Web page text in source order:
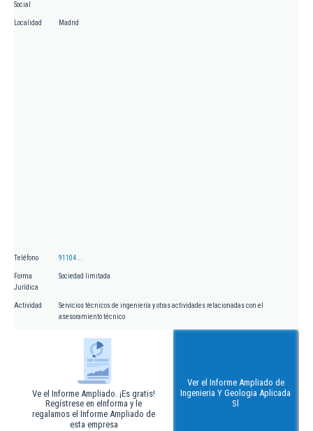
Social
Localidad Madrid
Teléfono 91104...
Forma
Jurídica
Sociedad limitada
Actividad
Servicios técnicos de ingeniería y otras actividades relacionadas con el
asesoramiento técnico
Ve el Informe Ampliado. ¡Es gratis!
Regístrese en eInforma y le
regalamos el Informe Ampliado de
esta empresa
Ver el Informe Ampliado de
Ingenieria Y Geologia Aplicada
Sl